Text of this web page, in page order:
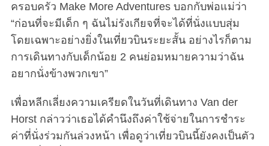
ครอบครัว Make More Adventures บอกกับพ่อแม่ว่า
“ก่อนที่จะมีเด็ก ๆ ฉันไม่รังเกียจที่จะได้ที่นั่งแบบสุ่ม
โดยเฉพาะอย่างยิ่งในเที่ยวบินระยะสั้น อย่างไรก็ตาม
การเดินทางกับเด็กน้อย 2 คนย่อมหมายความว่าฉัน
อยากนั่งข้างพวกเขา”
เพื่อหลีกเลี่ยงความเครียดในวันที่เดินทาง Van der
Horst กล่าวว่าเธอได้คำนึงถึงค่าใช้จ่ายในการชำระ
ค่าที่นั่งร่วมกันล่วงหน้า เพื่อดูว่าเที่ยวบินนี้ยังคงเป็นตัว